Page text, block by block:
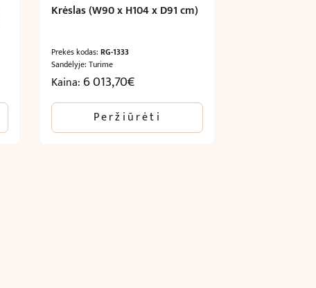
Krėslas (W90 x H104 x D91 cm)
Prekės kodas:RG-1333
Sandėlyje: Turime
Kaina:6 013,70€
Peržiūrėti